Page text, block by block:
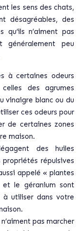
les sens des chats,
désagréables, des
qu’ils n’aiment pas
généralement peu
à certaines odeurs
des agrumes
vinaigre blanc ou du
ces odeurs pour
de certaines zones
maison.
des huiles
répulsives
appelé « plantes
le géranium sont
à utiliser dans votre
pas marcher